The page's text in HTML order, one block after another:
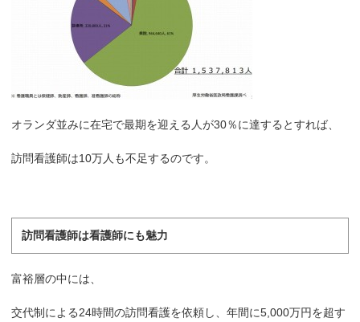
オランダ並みに在宅で最期を迎える人が30％に達するとすれば、
訪問看護師は10万人も不足するのです。
訪問看護師は看護師にも魅力
富裕層の中には、
交代制による24時間の訪問看護を依頼し、年間に5,000万円を超す